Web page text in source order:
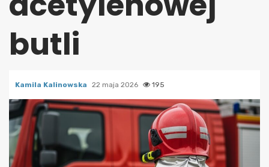
butli
Kamila Kalinowska 22 maja 2026 195